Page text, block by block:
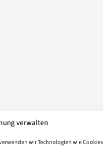
verwalten
wir Technologien wie